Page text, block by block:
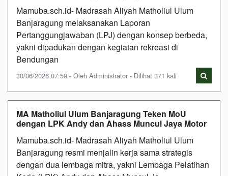
Mamuba.sch.id- Madrasah Aliyah Matholiul Ulum
Banjaragung melaksanakan Laporan
Pertanggungjawaban (LPJ) dengan konsep berbeda,
yakni dipadukan dengan kegiatan rekreasi di
Bendungan
30/06/2026 07:59 - Oleh Administrator - Dilihat 371 kali
MA Matholiul Ulum Banjaragung Teken MoU
dengan LPK Andy dan Ahass Muncul Jaya Motor
Mamuba.sch.id- Madrasah Aliyah Matholiul Ulum
Banjaragung resmi menjalin kerja sama strategis
dengan dua lembaga mitra, yakni Lembaga Pelatihan